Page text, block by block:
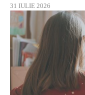
31 IULIE 2026